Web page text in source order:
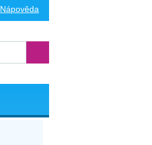
Nápověda